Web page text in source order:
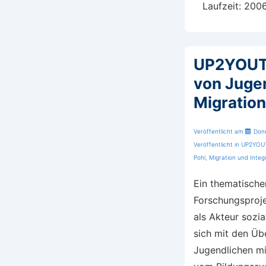
Laufzeit:
von
Veröffentlicht am
Veröffentlicht in
Pohl, Migration und
Ein
als Akteur
sich mit den
Jugendlichen